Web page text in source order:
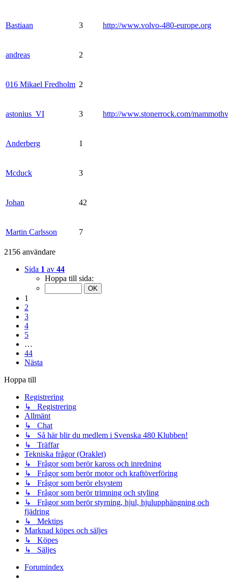
Bastiaan 3 http://www.volvo-480-europe.org
andreas 2
016 Mikael Fredholm 2
astonius_VI 3 http://www.stonerrock.com/
Anderberg 1
Mcduck 3
Johan 42
Martin Carlsson 7
2156 användare
Sida 1 av 44
Hoppa till sida:
1
2
3
4
5
…
44
Nästa
Hoppa till
Registrering
↳ Registrering
Allmänt
↳ Chat
↳ Så här blir du medlem i Svenska 480 Klubben!
↳ Träffar
Tekniska frågor (Oraklet)
↳ Frågor som berör kaross och inredning
↳ Frågor som berör motor och kraftöverföring
↳ Frågor som berör elsystem
↳ Frågor som berör trimning och styling
↳ Frågor som berör styrning, hjul, hjulupphängning och
fjädring
↳ Mektips
Marknad köpes och säljes
↳ Köpes
↳ Säljes
Forumindex